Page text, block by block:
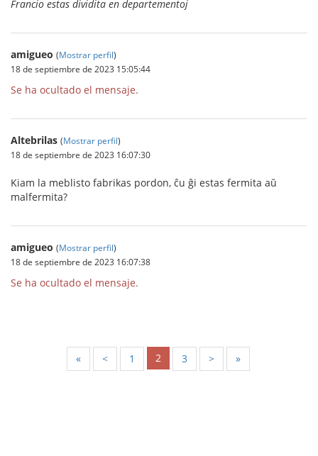
Francio estas dividita en departementoj
amigueo (Mostrar perfil)
18 de septiembre de 2023 15:05:44
Se ha ocultado el mensaje.
Altebrilas (Mostrar perfil)
18 de septiembre de 2023 16:07:30
Kiam la meblisto fabrikas pordon, ĉu ĝi estas fermita aŭ
malfermita?
amigueo (Mostrar perfil)
18 de septiembre de 2023 16:07:38
Se ha ocultado el mensaje.
« < 1 2 3 > »